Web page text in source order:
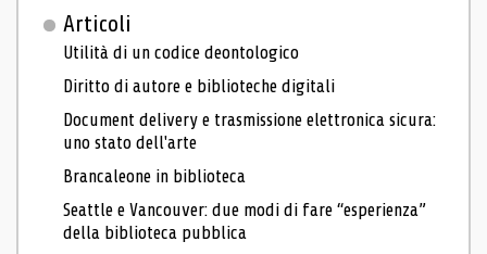
Articoli
Utilità di un codice deontologico
Diritto di autore e biblioteche digitali
Document delivery e trasmissione elettronica sicura:
uno stato dell'arte
Brancaleone in biblioteca
Seattle e Vancouver: due modi di fare “esperienza”
della biblioteca pubblica